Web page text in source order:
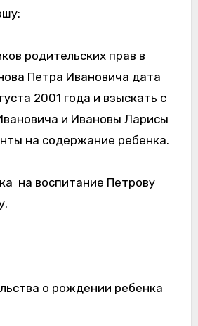
родительских прав в
Петра Ивановича дата
2001 года и взыскать с
и Ивановы Ларисы
на содержание ребенка.
на воспитание Петрову
о рождении ребенка